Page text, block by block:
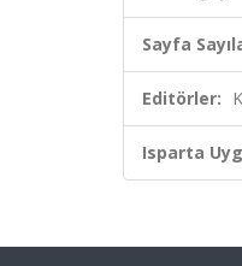
Sayfa
Editörler:
Isparta